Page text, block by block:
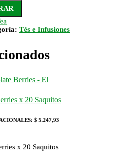
Tés e Infusiones
x 20 Saquitos
$ 5.247,93
x 20 Saquitos